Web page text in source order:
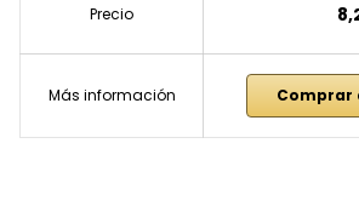
Precio
Más información Comprar